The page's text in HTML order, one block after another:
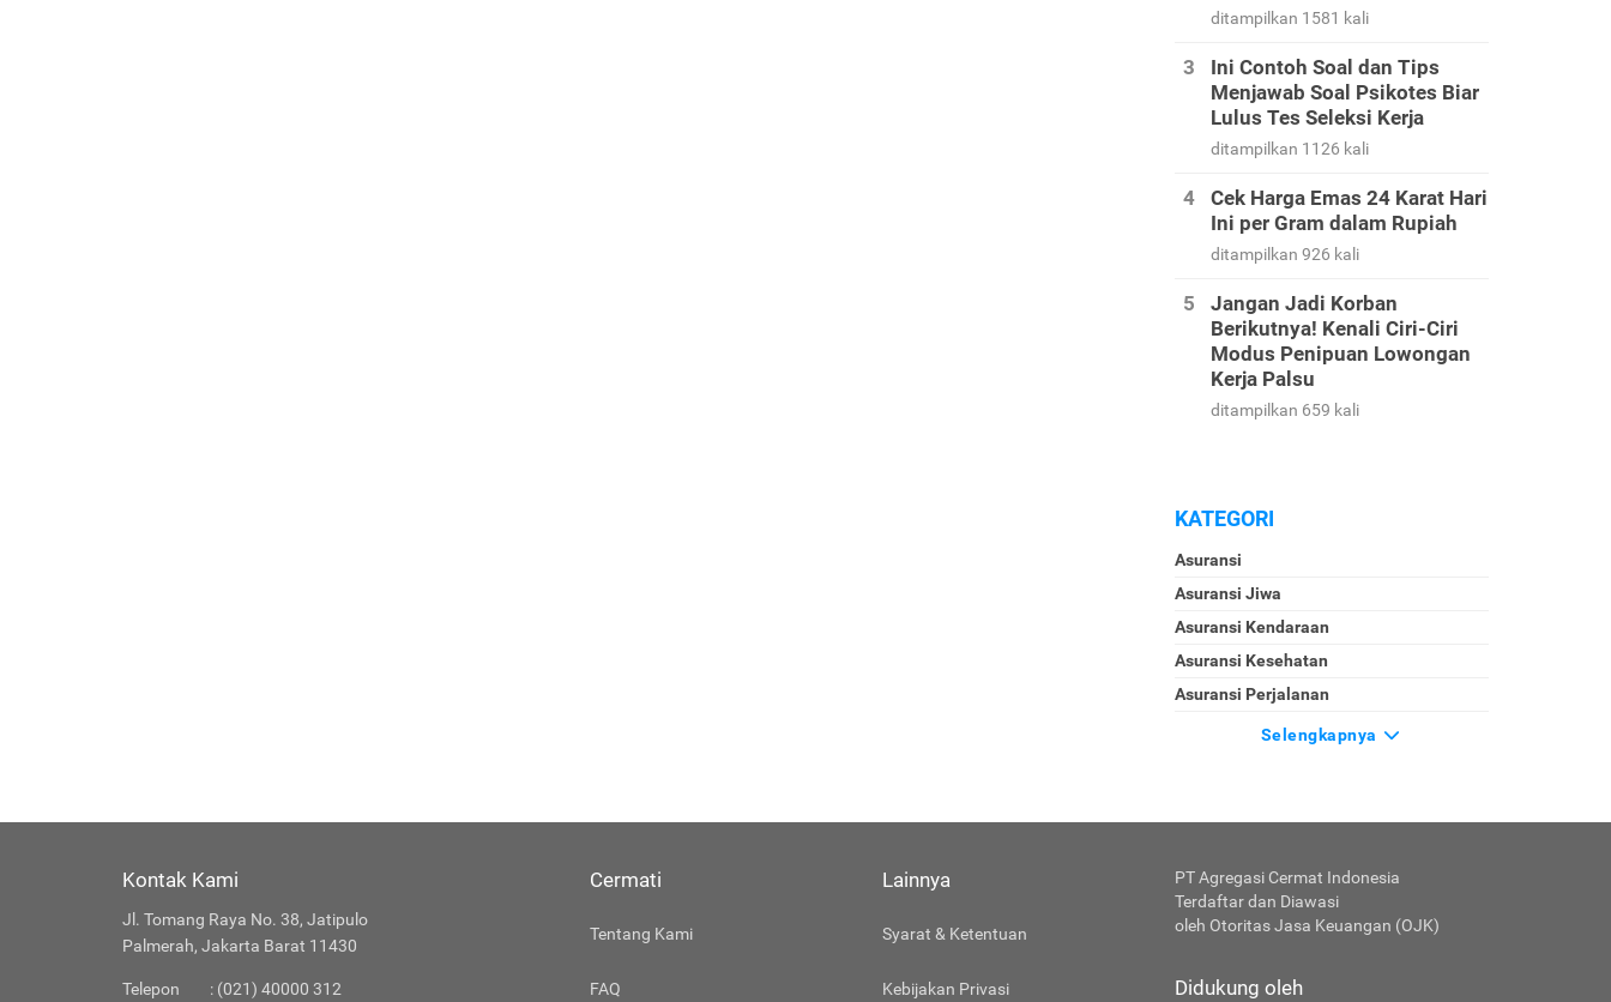
ditampilkan 1581 kali
Ini Contoh Soal dan Tips
Menjawab Soal Psikotes Biar
Lulus Tes Seleksi Kerja
ditampilkan 1126 kali
Cek Harga Emas 24 Karat Hari
Ini per Gram dalam Rupiah
ditampilkan 926 kali
Jangan Jadi Korban
Berikutnya! Kenali Ciri-Ciri
Modus Penipuan Lowongan
Kerja Palsu
ditampilkan 659 kali
KATEGORI
Asuransi
Asuransi Jiwa
Asuransi Kendaraan
Asuransi Kesehatan
Asuransi Perjalanan
Selengkapnya
Kontak Kami
Jl. Tomang Raya No. 38, Jatipulo
Palmerah, Jakarta Barat 11430
Telepon
: (021) 40000 312
Cermati
Tentang Kami
FAQ
Lainnya
Syarat & Ketentuan
Kebijakan Privasi
PT Agregasi Cermat Indonesia
Terdaftar dan Diawasi
oleh Otoritas Jasa Keuangan (OJK)
Didukung oleh